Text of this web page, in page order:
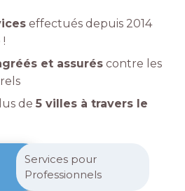
effectués depuis 2014
et assurés contre les
de 5 villes à travers le
Services pour
Professionnels